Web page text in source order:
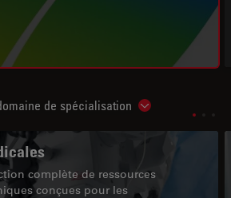
de spécialisation Show
complète de ressources
conçues pour les